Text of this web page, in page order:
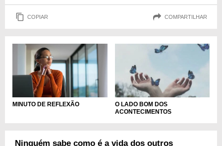
COPIAR COMPARTILHAR
MINUTO DE REFLEXÃO
O LADO BOM DOS
ACONTECIMENTOS
Ninguém sabe como é a vida dos outros